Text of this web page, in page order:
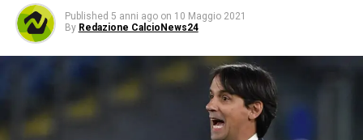
Published 5 anni ago on 10 Maggio 2021
By Redazione CalcioNews24